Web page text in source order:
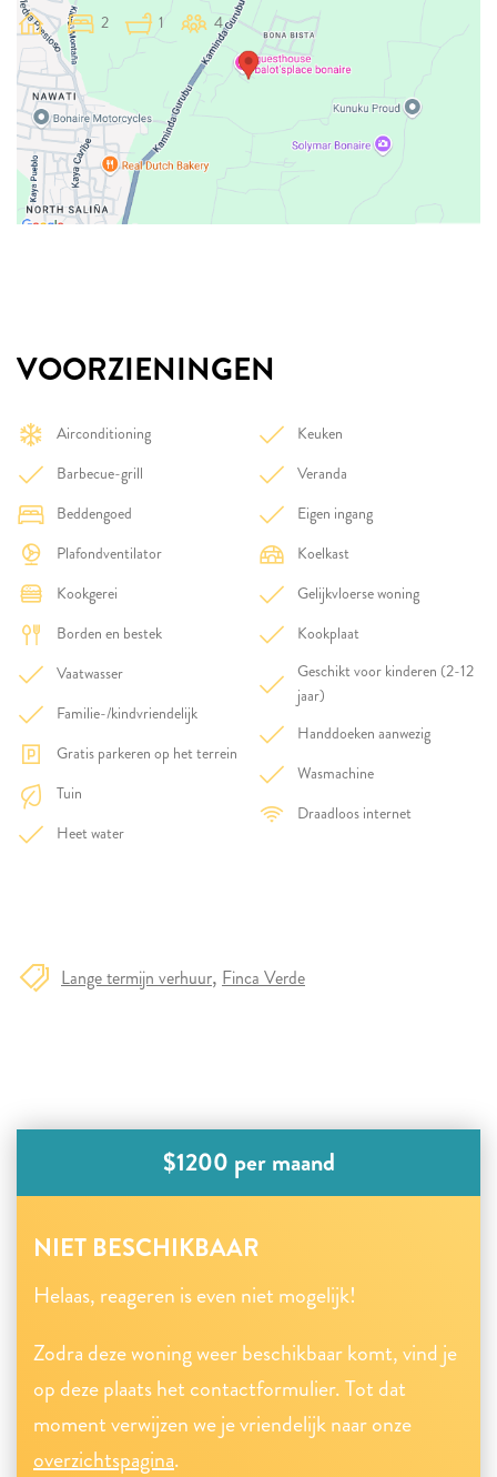
2 1 4
VOORZIENINGEN
Airconditioning
Barbecue-grill
Beddengoed
Plafondventilator
Kookgerei
Borden en bestek
Vaatwasser
Familie-/kindvriendelijk
Gratis parkeren op het terrein
Tuin
Heet water
Keuken
Veranda
Eigen ingang
Koelkast
Gelijkvloerse woning
Kookplaat
Geschikt voor kinderen (2-12
jaar)
Handdoeken aanwezig
Wasmachine
Draadloos internet
Lange termijn verhuur Finca Verde
$1200 per maand
NIET BESCHIKBAAR
Helaas, reageren is even niet mogelijk!
Zodra deze woning weer beschikbaar komt, vind je
op deze plaats het contactformulier. Tot dat
moment verwijzen we je vriendelijk naar onze
overzichtspagina.